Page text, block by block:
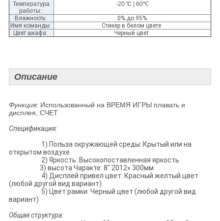
Температура
работы:
-20℃ | 60℃
Влажность:
0% до 95%
Имя команды:
Стикер в белом цвете
Цвет шкафа:
Черный цвет
Описание
Функция:Использованный на ВРЕМЯ ИГРЫ плавать и
дисплея, СЧЕТ
Спецификация:
1) Польза окружающей среды: Крытый или на
открытом воздухе
2) Яркость: Высокопоставленная яркость
3) высота Чаракте: 8" 2012» 300мм
4) Дисплей привел цвет: Красный желтый цвет
(любой другой вид вариант)
5) Цвет рамки: Черный цвет (любой другой вид
вариант)
Общая структура: